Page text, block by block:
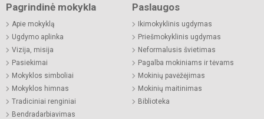
Pagrindinė mokykla
Apie mokyklą
Ugdymo aplinka
Vizija, misija
Pasiekimai
Mokyklos simboliai
Mokyklos himnas
Tradiciniai renginiai
Bendradarbiavimas
Paslaugos
Ikimokyklinis ugdymas
Priešmokyklinis ugdymas
Neformalusis švietimas
Pagalba mokiniams ir tėvams
Mokinių pavėžėjimas
Mokinių maitinimas
Biblioteka